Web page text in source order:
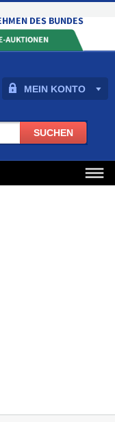
MEIN KONTO